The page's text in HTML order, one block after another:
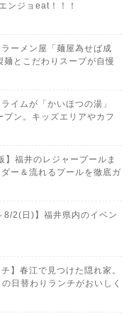
ンジョeat！！！
ーメン屋「麺屋為せば成
とこだわりスープが自慢
イムが「かいほつの湯」
ン。キッズエリアやカフ
】福井のレジャープールま
ー＆流れるプールを徹底ガ
8/2(日)】福井県内のイベン
】春江で見つけた隠れ家。
日替わりランチがおいしく